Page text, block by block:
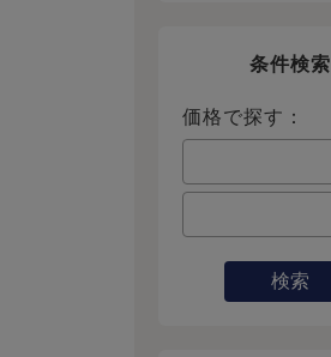
条件検索
価格で探す：
検索